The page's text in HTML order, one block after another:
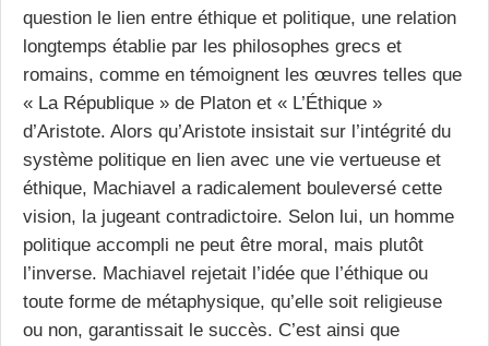
question le lien entre éthique et politique, une relation
longtemps établie par les philosophes grecs et
romains, comme en témoignent les œuvres telles que
« La République » de Platon et « L’Éthique »
d’Aristote. Alors qu’Aristote insistait sur l’intégrité du
système politique en lien avec une vie vertueuse et
éthique, Machiavel a radicalement bouleversé cette
vision, la jugeant contradictoire. Selon lui, un homme
politique accompli ne peut être moral, mais plutôt
l’inverse. Machiavel rejetait l’idée que l’éthique ou
toute forme de métaphysique, qu’elle soit religieuse
ou non, garantissait le succès. C’est ainsi que